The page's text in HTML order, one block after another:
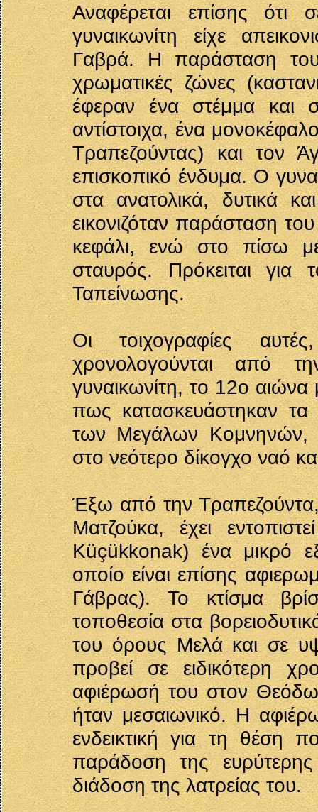
Αναφέρεται επίσης
γυναικωνίτη είχε
Γαβρά. Η παράσταση
χρωματικές ζώνες
έφεραν ένα στέμμα και
αντίστοιχα, ένα
Τραπεζούντας) και τον
επισκοπικό ένδυμα. Ο
στα ανατολικά, δυτικά
εικονιζόταν παράσταση
κεφάλι, ενώ στο πίσω
σταυρός. Πρόκειται για
Ταπείνωσης.
Οι τοιχογραφίες
χρονολογούνται από
γυναικωνίτη, το 12ο
πως κατασκευάστηκαν τα
των Μεγάλων Κομνηνών,
στο νεότερο δίκογχο ναό
Έξω από την
Ματζούκα, έχει
Küçükkonak) ένα μικρό
οποίο είναι επίσης
Γάβρας). Το κτίσμα
τοποθεσία στα
του όρους Μελά και σε
προβεί σε ειδικότερη
αφιέρωσή του στον
ήταν μεσαιωνικό. Η
ενδεικτική για τη θέση
παράδοση της
διάδοση της λατρείας του.